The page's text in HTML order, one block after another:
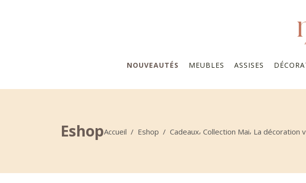
NOUVEAUTÉS MEUBLES ASSISES
EshopAccueil / Eshop / Cadeaux, Collection Mai, La décoration